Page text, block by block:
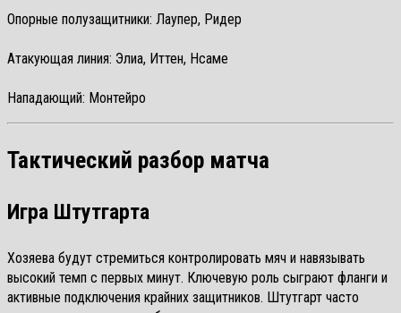
Опорные полузащитники: Лаупер, Ридер
Атакующая линия: Элиа, Иттен, Нсаме
Нападающий: Монтейро
Тактический разбор матча
Игра Штутгарта
Хозяева будут стремиться контролировать мяч и навязывать
высокий темп с первых минут. Ключевую роль сыграют фланги и
активные подключения крайних защитников. Штутгарт часто